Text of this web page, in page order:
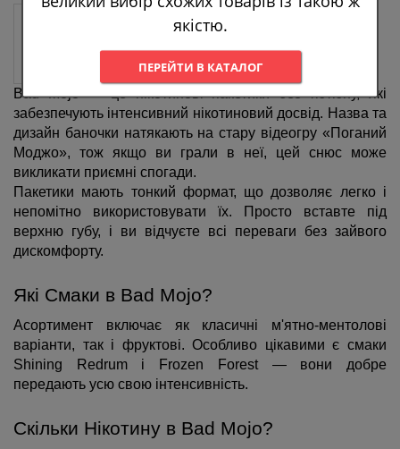
Bad Mojo — це нікотинові пакетики без тютюну, які
забезпечують інтенсивний нікотиновий досвід. Назва та
дизайн баночки натякають на стару відеогру «Поганий
Моджо», тож якщо ви грали в неї, цей снюс може
викликати приємні спогади.
Пакетики мають тонкий формат, що дозволяє легко і
непомітно використовувати їх. Просто вставте під
верхню губу, і ви відчуєте всі переваги без зайвого
дискомфорту.
Які Смаки в Bad Mojo?
Асортимент включає як класичні м'ятно-ментолові
варіанти, так і фруктові. Особливо цікавими є смаки
Shining Redrum і Frozen Forest — вони добре
передають усю свою інтенсивність.
Скільки Нікотину в Bad Mojo?
якістю.
ПЕРЕЙТИ В КАТАЛОГ